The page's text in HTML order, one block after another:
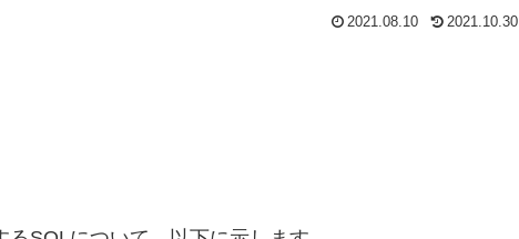
2021.08.10 2021.10.30